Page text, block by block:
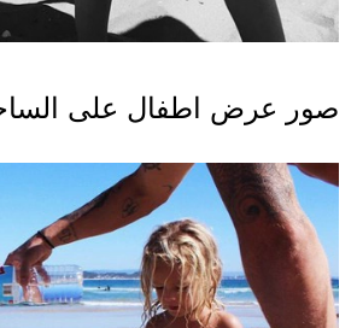
صور عرض اطفال على